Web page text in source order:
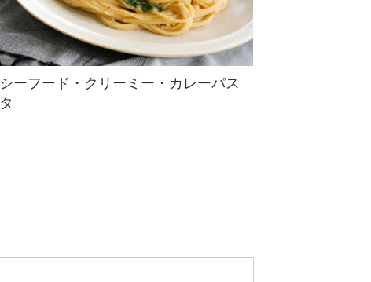
シーフード・クリーミー・カレーパス
タ